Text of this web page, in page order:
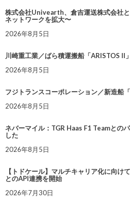
株式会社Univearth、倉吉運送株式会社
ネットワークを拡大〜
2026年8月5日
川崎重工業／ばら積運搬船「ARISTOS II
2026年8月5日
フジトランスコーポレーション／新造船
2026年8月5日
ネバーマイル：TGR Haas F1 Teamとの
した
2026年8月5日
【トドケール】マルチキャリア化に向
とのAPI連携を開始
2026年7月30日